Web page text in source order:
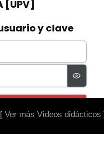
[ Ver más Vídeos didácticos